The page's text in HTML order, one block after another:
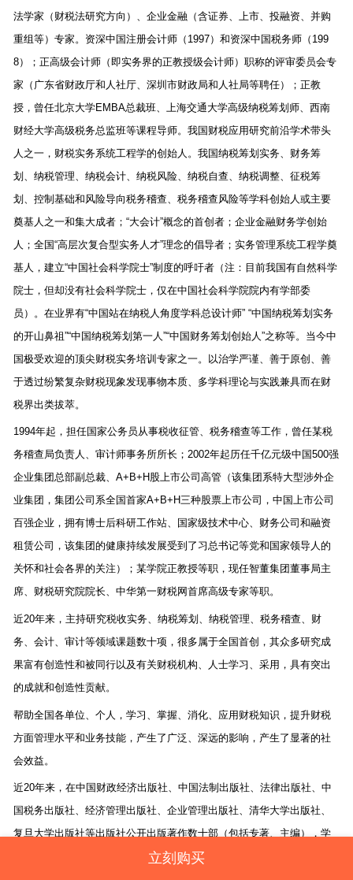
法学家（财税法研究方向）、企业金融（含证券、上市、投融资、并购
重组等）专家。资深中国注册会计师（ 1997）和资深中国税务师（ 199
8）；正高级会计师（即实务界的正教授级会计师）职称的评审委员会专
家（广东省财政厅和人社厅、深圳市财政局和人社局等聘任）；正教
授，曾任北京大学EMBA总裁班、上海交通大学高级纳税筹划师、西南
财经大学高级税务总监班等课程导师。我国财税应用研究前沿学术带头
人之一，财税实务系统工程学的创始人。我国纳税筹划实务、财务筹
划、纳税管理、纳税会计、纳税风险、纳税自查、纳税调整、征税筹
划、控制基础和风险导向税务稽查、税务稽查风险等学科创始人或主要
奠基人之一和集大成者； “大会计”概念的首创者；企业金融财务学创始
人；全国“高层次复合型实务人才”理念的倡导者；实务管理系统工程学奠
基人，建立“中国社会科学院士”制度的呼吁者（注：目前我国有自然科学
院士，但却没有社会科学院士，仅在中国社会科学院院内有学部委
员）。在业界有“中国站在纳税人角度学科总设计师” “中国纳税筹划实务
的开山鼻祖”“中国纳税筹划第一人 ”“中国财务筹划创始人 ”之称等。当今中
国极受欢迎的顶尖财税实务培训专家之一。以治学严谨、善于原创、善
于透过纷繁复杂财税现象发现事物本质、多学科理论与实践兼具而在财
税界出类拔萃。
1994年起，担任国家公务员从事税收征管、税务稽查等工作，曾任某税
务稽查局负责人、审计师事务所所长； 2002年起历任千亿元级中国500强
企业集团总部副总裁、 A+B+H股上市公司高管（该集团系特大型涉外企
业集团，集团公司系全国首家A+B+H三种股票上市公司，中国上市公司
百强企业，拥有博士后科研工作站、国家级技术中心、财务公司和融资
租赁公司，该集团的健康持续发展受到了习总书记等党和国家领导人的
关怀和社会各界的关注）；某学院正教授等职，现任智董集团董事局主
席、财税研究院院长、中华第一财税网首席高级专家等职。
近20年来，主持研究税收实务、纳税筹划、纳税管理、税务稽查、财
务、会计、审计等领域课题数十项，很多属于全国首创，其众多研究成
果富有创造性和被同行以及有关财税机构、人士学习、采用，具有突出
的成就和创造性贡献。
帮助全国各单位、个人，学习、掌握、消化、应用财税知识，提升财税
方面管理水平和业务技能，产生了广泛、深远的影响，产生了显著的社
会效益。
近20年来，在中国财政经济出版社、中国法制出版社、法律出版社、中
国税务出版社、经济管理出版社、企业管理出版社、清华大学出版社、
复旦大学出版社等出版社公开出版著作数十部（包括专著、主编），学
术成果被全国各地组织、人士广泛学习、应用。例如，其《纳税会计》